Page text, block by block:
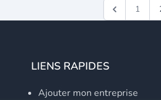
1
LIENS RAPIDES
Ajouter mon entreprise